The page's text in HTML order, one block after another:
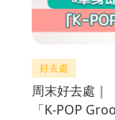
好去處
周末好去處｜
「K-POP